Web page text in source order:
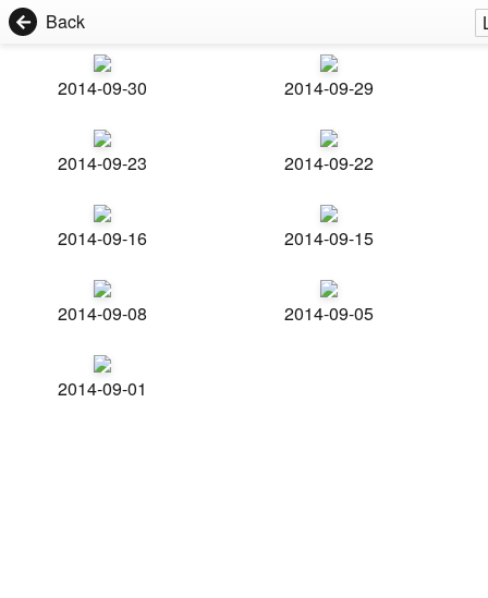
Back
2014-09-30 2014-09-29
2014-09-23 2014-09-22
2014-09-16 2014-09-15
2014-09-08 2014-09-05
2014-09-01